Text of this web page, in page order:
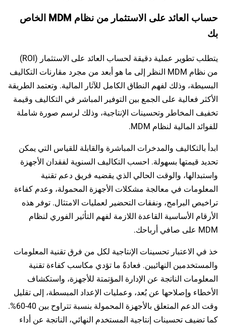
حساب العائد على الاستثمار من نظام MDM الخاص
بك
يتطلب تطوير عملية دقيقة لحساب العائد على الاستثمار (ROI)
من نظام MDM النظر إلى ما هو أبعد من مجرد مقارنات التكاليف
البسيطة، وذلك لفهم النطاق الكامل للآثار المالية. وتعتمد الطريقة
الأكثر فعالية على الجمع بين التوفير المباشر في التكاليف وقيمة
تخفيف المخاطر وتحسينات الإنتاجية، وذلك لرسم صورة شاملة
للفوائد المالية لنظام MDM.
ابدأ بالتكاليف والمدخرات المباشرة والقابلة للقياس التي يمكن
تحديد قيمتها بسهولة. احسب التكاليف السنوية لفقدان الأجهزة
واستبدالها، والوقت الحالي الذي يقضيه فريق دعم تقنية
المعلومات في معالجة مشكلات الأجهزة المحمولة، وعدم كفاءة
تراخيص البرامج، ونفقات التحضير لعمليات الامتثال. توفر هذه
الأرقام الأساسية القاعدة اللازمة لفهم التأثير الفوري لنظام
MDM على صافي أرباحك.
خذ في الاعتبار تحسينات الإنتاجية لكل من فرق تقنية المعلومات
والمستخدمين النهائيين. فعادةً ما تؤدي مكاسب كفاءة تقنية
المعلومات الناتجة عن الإدارة المؤتمتة للأجهزة، واستكشاف
الأخطاء وإصلاحها عن بُعد، وعمليات الإعداد المبسطة، إلى تقليل
وقت الدعم المتعلق بالأجهزة المحمولة بنسبة تتراوح بين 40-60%.
كما تضيف تحسينات إنتاجية المستخدم النهائي، الناتجة عن أداء